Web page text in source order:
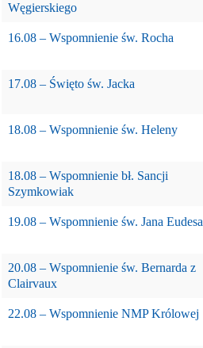
Węgierskiego
16.08 – Wspomnienie św. Rocha
17.08 – Święto św. Jacka
18.08 – Wspomnienie św. Heleny
18.08 – Wspomnienie bł. Sancji
Szymkowiak
19.08 – Wspomnienie św. Jana Eudesa
20.08 – Wspomnienie św. Bernarda z
Clairvaux
22.08 – Wspomnienie NMP Królowej